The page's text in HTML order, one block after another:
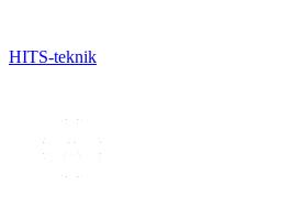
HITS-teknik